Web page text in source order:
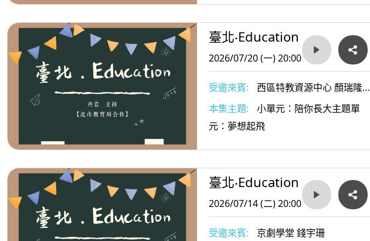
臺北‧Education
2026/07/20 (一) 20:00
受邀來賓:
西區特教資源中心 顏瑞隆主
任
本集主題:
小單元：陪你長大主題單
元：夢想起飛
臺北‧Education
2026/07/14 (二) 20:00
受邀來賓:
京劇學堂 錢宇珊